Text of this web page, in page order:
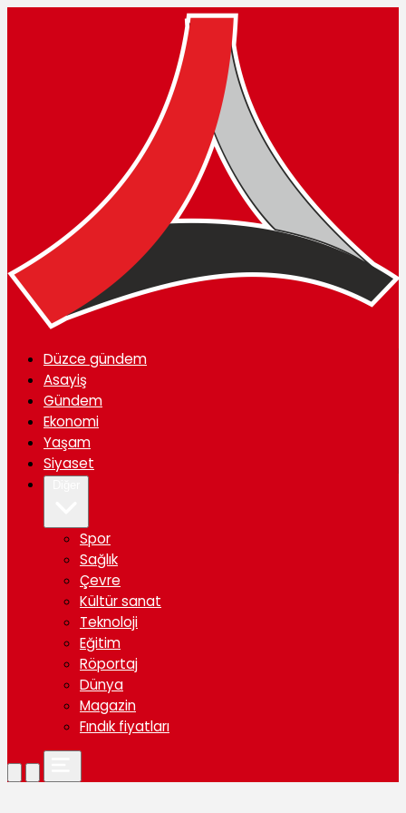
Düzce gündem
Asayiş
Gündem
Ekonomi
Yaşam
Siyaset
Spor
Sağlık
Çevre
Kültür sanat
Teknoloji
Eğitim
Röportaj
Dünya
Magazin
Fındık fiyatları